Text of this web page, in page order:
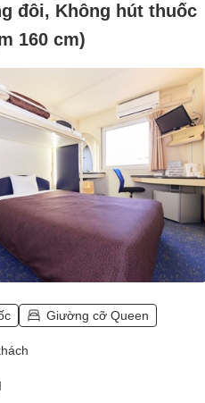
đôi, Không hút thuốc
160 cm)
Giường cỡ Queen